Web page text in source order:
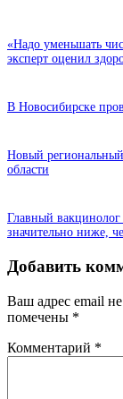
«Надо уменьшать
эксперт оценил
В Новосибирске
Новый региональный
области
Главный
значительно ниже,
Добавить
Ваш адрес email
помечены *
Комментарий *